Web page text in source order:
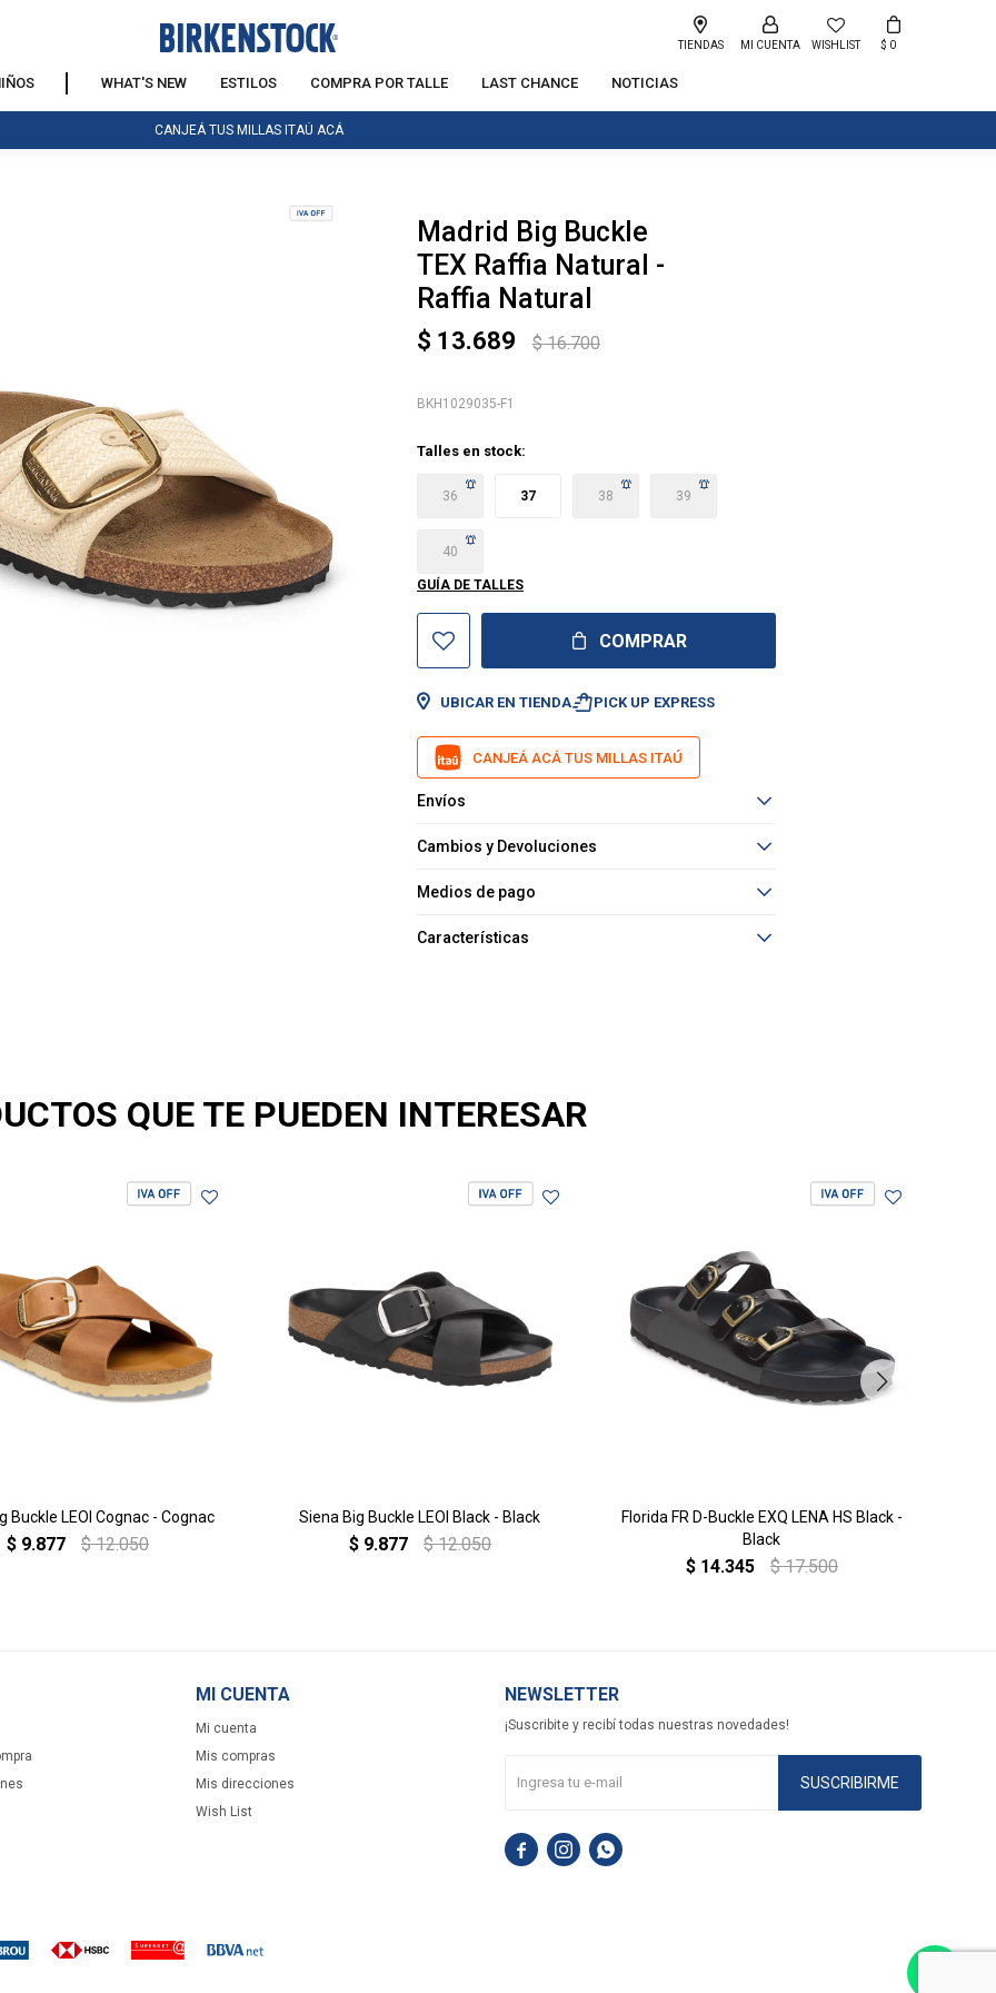
WHAT'S NEW ESTILOS COMPRA POR TALLE LAST CHANCE NOTICIAS
WISHLIST
TIENDAS $ 0
CANJEÁ TUS MILLAS ITAÚ ACÁ
Madrid Big Buckle
TEX Raffia Natural -
Raffia Natural
$ 13.689 $ 16.700
BKH1029035-F1
Talles en stock:
36 37 38 39
40
GUÍA DE TALLES
COMPRAR
UBICAR EN TIENDAshopping_bag_speedPICK UP EXPRESS
CANJEÁ ACÁ TUS MILLAS ITAÚ
Envíos
Cambios y Devoluciones
Medios de pago
Características
QUE TE PUEDEN INTERESAR
Buckle LEOI Cognac - Cognac
$ 9.877 $ 12.050
Siena Big Buckle LEOI Black - Black
$ 9.877 $ 12.050
Florida FR D-Buckle EXQ LENA HS Black -
Black
$ 14.345 $ 17.500
MI CUENTA
Mi cuenta
Mis compras
Mis direcciones
Wish List
NEWSLETTER
¡Suscribite y recibí todas nuestras novedades!
SUSCRIBIRME
  